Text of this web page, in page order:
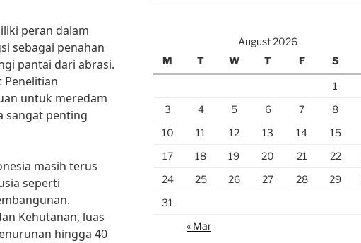
peran dalam
sebagai penahan
pantai dari abrasi.
Penelitian
untuk meredam
sangat penting
masih terus
seperti
Kehutanan, luas
hingga 40
August 2026
M
T W T F S
1
3
4 5 6 7 8
10
11 12 13 14 15
17
18 19 20 21 22
24
25 26 27 28 29
31
« Mar